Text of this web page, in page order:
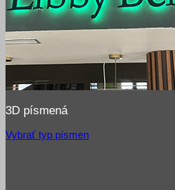
3D písmená
Vybrať typ písmen